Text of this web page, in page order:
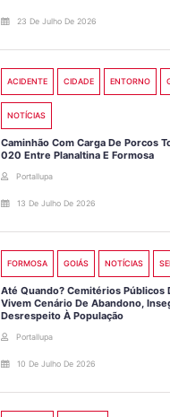
23 De Julho De 2026
ACIDENTE CIDADE ENTORNO
NOTÍCIAS
Caminhão Com Carga De Porcos
020 Entre Planaltina E Formosa
Portallupa
13 De Julho De 2026
FORMOSA GOIÁS NOTÍCIAS
Até Quando? Cemitérios Públicos
Vivem Cenário De Abandono,
Desrespeito À População
Portallupa
10 De Julho De 2026